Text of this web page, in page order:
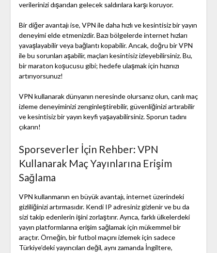
verilerinizi dışarıdan gelecek saldırılara karşı koruyor.
Bir diğer avantajı ise, VPN ile daha hızlı ve kesintisiz bir yayın
deneyimi elde etmenizdir. Bazı bölgelerde internet hızları
yavaşlayabilir veya bağlantı kopabilir. Ancak, doğru bir VPN
ile bu sorunları aşabilir, maçları kesintisiz izleyebilirsiniz. Bu,
bir maraton koşucusu gibi; hedefe ulaşmak için hızınızı
artırıyorsunuz!
VPN kullanarak dünyanın neresinde olursanız olun, canlı maç
izleme deneyiminizi zenginleştirebilir, güvenliğinizi artırabilir
ve kesintisiz bir yayın keyfi yaşayabilirsiniz. Sporun tadını
çıkarın!
Sporseverler İçin Rehber: VPN
Kullanarak Maç Yayınlarına Erişim
Sağlama
VPN kullanmanın en büyük avantajı, internet üzerindeki
gizliliğinizi artırmasıdır. Kendi IP adresiniz gizlenir ve bu da
sizi takip edenlerin işini zorlaştırır. Ayrıca, farklı ülkelerdeki
yayın platformlarına erişim sağlamak için mükemmel bir
araçtır. Örneğin, bir futbol maçını izlemek için sadece
Türkiye’deki yayıncıları değil, aynı zamanda İngiltere,